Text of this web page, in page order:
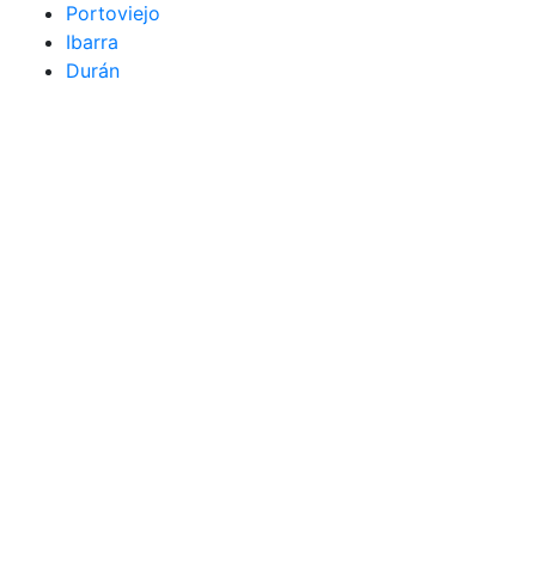
Portoviejo
Ibarra
Durán